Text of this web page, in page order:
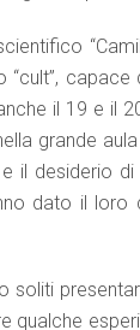
“cult”,
il 19 e il
grande
il desiderio
dato il
qualche